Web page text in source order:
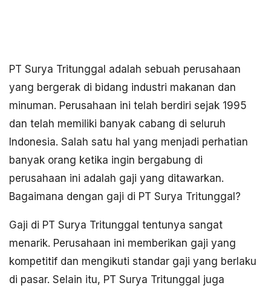
PT Surya Tritunggal adalah sebuah perusahaan
yang bergerak di bidang industri makanan dan
minuman. Perusahaan ini telah berdiri sejak 1995
dan telah memiliki banyak cabang di seluruh
Indonesia. Salah satu hal yang menjadi perhatian
banyak orang ketika ingin bergabung di
perusahaan ini adalah gaji yang ditawarkan.
Bagaimana dengan gaji di PT Surya Tritunggal?
Gaji di PT Surya Tritunggal tentunya sangat
menarik. Perusahaan ini memberikan gaji yang
kompetitif dan mengikuti standar gaji yang berlaku
di pasar. Selain itu, PT Surya Tritunggal juga